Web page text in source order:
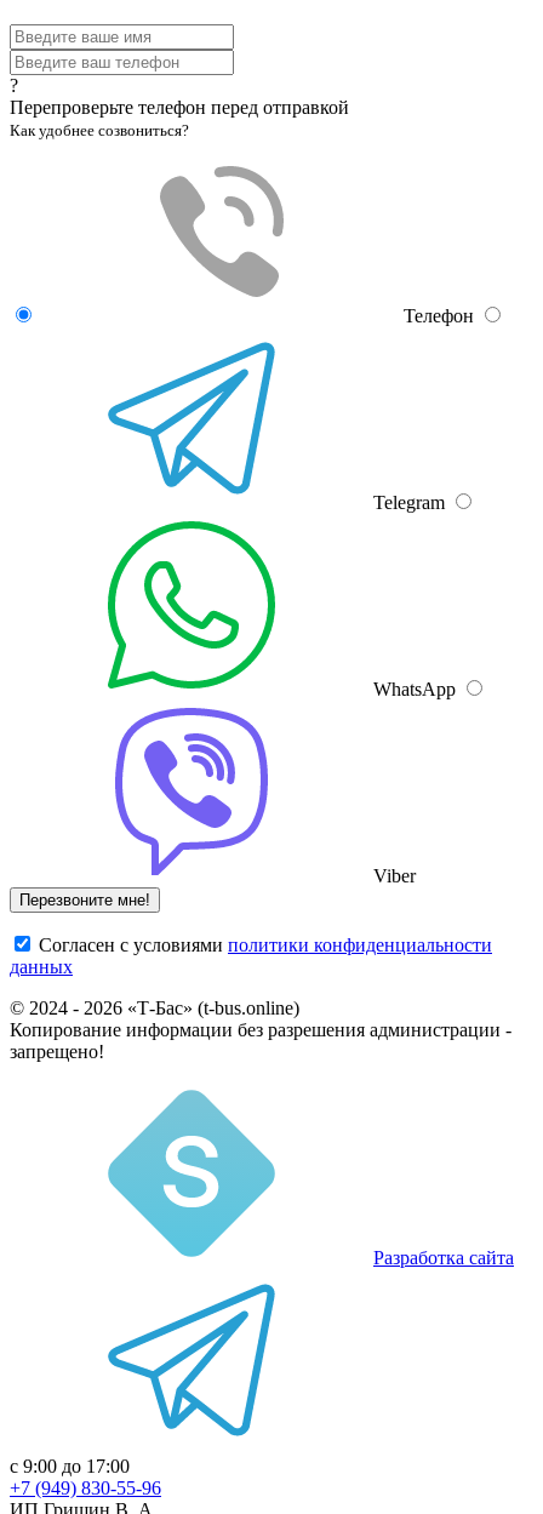
?
Перепроверьте телефон перед отправкой
Как удобнее созвониться?
Телефон
Telegram
WhatsApp
Viber
Cогласен с условиями политики конфиденциальности
данных
© 2024 - 2026 «Т-Бас» (t-bus.online)
Копирование информации без разрешения администрации -
запрещено!
Разработка сайта
с 9:00 до 17:00
+7 (949) 830-55-96
ИП Гришин В. А.